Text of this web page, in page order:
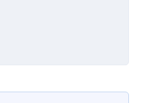
Այն գեղեցիկ է
ու սիրելի
համար։ Ծաղկաձորը